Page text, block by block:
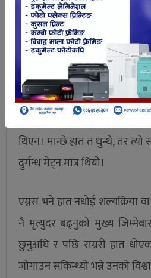
अरू डाक्टरले भने उनको कुरा
उनीहरू एक किसिमले एग्नससँग
पर्डो विश्वविद्यालयका
त्यति बेलासम्म रोग संक्रमण
मान्छे–मान्छेमा सर्छ भन्ने
थिएन। मान्छे हात त धुन्थे, तर
दुर्गन्ध मेट्न मात्र थियो।
एग्नस भने हात नधोई शल्यक्रिया
नै मृत्युदर बढ्नुको मुख्य
छुनुअघि र पछि राम्ररी हात
जोगाउन सकिन्थ्यो भन्ने उनको